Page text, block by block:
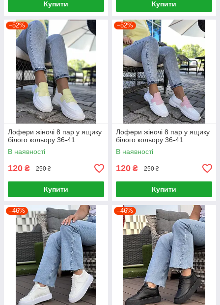
Купити Купити
–52%
Лофери жіночі 8 пар у ящику
білого кольору 36-41
В наявності
120 ₴ 250 ₴
Купити
–52%
Лофери жіночі 8 пар у ящику
білого кольору 36-41
В наявності
120 ₴ 250 ₴
Купити
–46% –46%